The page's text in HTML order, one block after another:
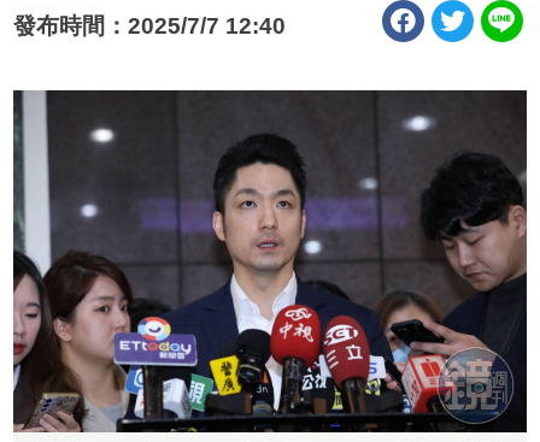
發布時間：2025/7/7 12:40